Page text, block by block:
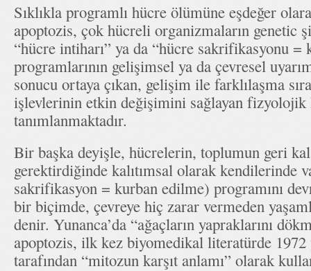
Sıklıkla programlı hücre ölümüne eşdeğer
apoptozis, çok hücreli organizmaların genetic
“hücre intiharı” ya da “hücre sakrifikasyonu =
programlarının gelişimsel ya da çevresel
sonucu ortaya çıkan, gelişim ile farklılaşma
işlevlerinin etkin değişimini sağlayan
tanımlanmaktadır.
Bir başka deyişle, hücrelerin, toplumun geri
gerektirdiğinde kalıtımsal olarak kendilerinde
sakrifikasyon = kurban edilme) programını
bir biçimde, çevreye hiç zarar vermeden
denir. Yunanca’da “ağaçların yapraklarını
apoptozis, ilk kez biyomedikal literatürde 1972
tarafından “mitozun karşıt anlamı” olarak